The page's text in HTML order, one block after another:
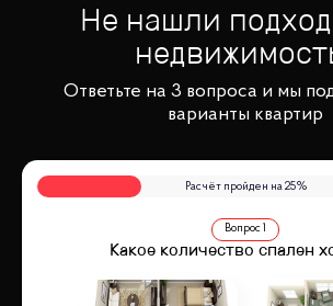
Не нашли
Ответьте на 3 вопроса и мы
варианты квартир
Расчёт пройден на25%
Вопрос 1
Какое количество спален